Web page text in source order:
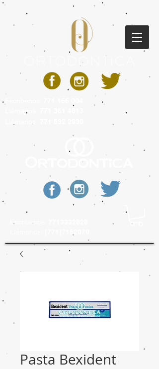
Llámanos:
Escríbenos:
Pasta Bexident